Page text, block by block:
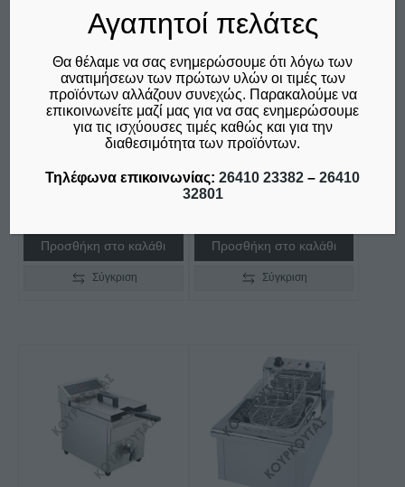
ΦΡΙΤΕΖΑ ΔΙΠΛΗ
ΗΛΕΚΤΡΙΚΗ F120TR
12LT+12LT M&M
δεν συμπεριλαμβάνεται ο
Προσθήκη στο καλάθι
Σύγκριση
ΦΡΙΤΕΖΑ ΔΙΠΛΗ
ΗΛΕΚΤΡΙΚΗ F120 12LT
+12LT M&M
δεν συμπεριλαμβάνεται ο
Φ.Π.Α. 24%
Προσθήκη στο καλάθι
Σύγκριση
Αγαπητοί πελάτες
Θα θέλαμε να σας ενημερώσουμε ότι λόγω των
ανατιμήσεων των πρώτων υλών οι τιμές των
προϊόντων αλλάζουν συνεχώς. Παρακαλούμε να
επικοινωνείτε μαζί μας για να σας ενημερώσουμε
για τις ισχύουσες τιμές καθώς και για την
διαθεσιμότητα των προϊόντων.
Τηλέφωνα επικοινωνίας: 26410 23382 – 26410
32801